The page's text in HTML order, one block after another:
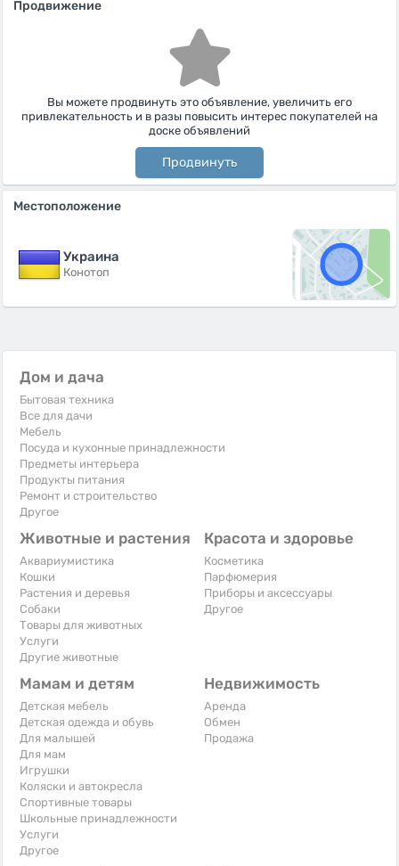
Продвижение
Вы можете продвинуть это объявление, увеличить его
привлекательность и в разы повысить интерес покупателей на
доске объявлений
Продвинуть
Местоположение
Украина
Конотоп
Дом и дача
Бытовая техника
Все для дачи
Мебель
Посуда и кухонные принадлежности
Предметы интерьера
Продукты питания
Ремонт и строительство
Другое
Животные и растения
Аквариумистика
Кошки
Растения и деревья
Собаки
Товары для животных
Услуги
Другие животные
Красота и здоровье
Косметика
Парфюмерия
Приборы и аксессуары
Другое
Мамам и детям
Детская мебель
Детская одежда и обувь
Для малышей
Для мам
Игрушки
Коляски и автокресла
Спортивные товары
Школьные принадлежности
Услуги
Другое
Недвижимость
Аренда
Обмен
Продажа